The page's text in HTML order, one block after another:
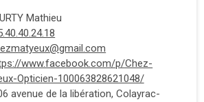
Mathieu
www.facebook.com/p/Chez-
Opticien-100063828621048/
avenue de la libération, Colayrac-